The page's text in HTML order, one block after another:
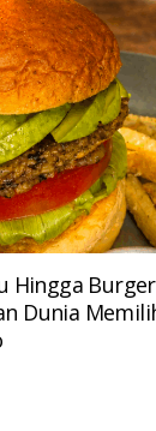
Hingga
Dunia